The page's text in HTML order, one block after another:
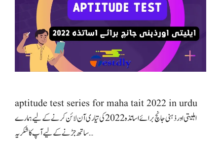
aptitude test series for maha tait 2022 in urdu
اہلیتی اورذہنی جانچ برائے اساتذہ 2022 کی تیاری آن لائن کرنے کے لیے ہمارے
ساتھ جڑنے کے لیے آپ کا شکریہ …